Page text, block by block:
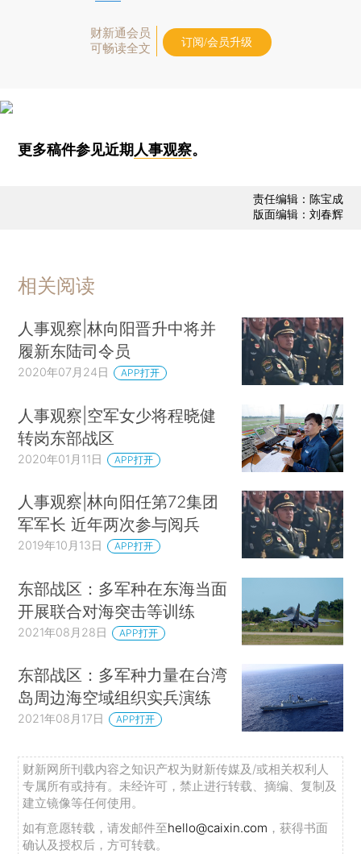
财新通会员
可畅读全文
订阅/会员升级
更多稿件参见近期人事观察。
责任编辑：陈宝成
版面编辑：刘春辉
相关阅读
人事观察|林向阳晋升中将并
履新东陆司令员
2020年07月24日 APP打开
人事观察|空军女少将程晓健
转岗东部战区
2020年01月11日 APP打开
人事观察|林向阳任第72集团
军军长 近年两次参与阅兵
2019年10月13日 APP打开
东部战区：多军种在东海当面
开展联合对海突击等训练
2021年08月28日 APP打开
东部战区：多军种力量在台湾
岛周边海空域组织实兵演练
2021年08月17日 APP打开
财新网所刊载内容之知识产权为财新传媒及/或相关权利人
专属所有或持有。未经许可，禁止进行转载、摘编、复制及
建立镜像等任何使用。
如有意愿转载，请发邮件至hello@caixin.com ，获得书面
确认及授权后，方可转载。